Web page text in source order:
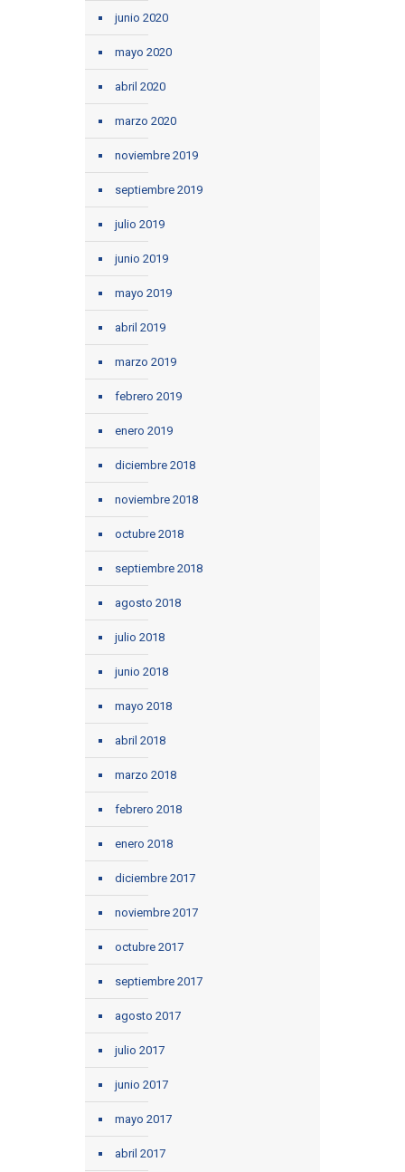
junio 2020
mayo 2020
abril 2020
marzo 2020
noviembre 2019
septiembre 2019
julio 2019
junio 2019
mayo 2019
abril 2019
marzo 2019
febrero 2019
enero 2019
diciembre 2018
noviembre 2018
octubre 2018
septiembre 2018
agosto 2018
julio 2018
junio 2018
mayo 2018
abril 2018
marzo 2018
febrero 2018
enero 2018
diciembre 2017
noviembre 2017
octubre 2017
septiembre 2017
agosto 2017
julio 2017
junio 2017
mayo 2017
abril 2017